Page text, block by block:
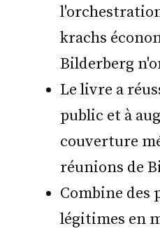
krachs
Bilderberg
Le livre a
public et à
couverture
réunions de
Combine des
légitimes en